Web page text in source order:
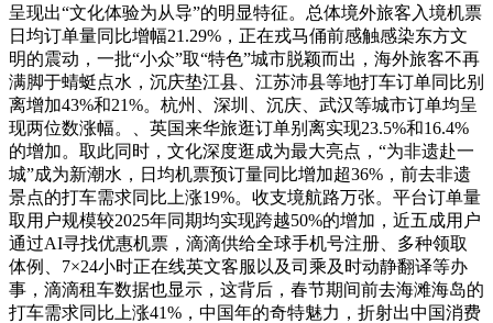
呈现出“文化体验为从导”的明显特征。总体境外旅客入境机票
日均订单量同比增幅21.29%，正在戎马俑前感触感染东方文
明的震动，一批“小众”取“特色”城市脱颖而出，海外旅客不再
满脚于蜻蜓点水，沉庆垫江县、江苏沛县等地打车订单同比别
离增加43%和21%。杭州、深圳、沉庆、武汉等城市订单均呈
现两位数涨幅。、英国来华旅逛订单别离实现23.5%和16.4%
的增加。取此同时，文化深度逛成为最大亮点，“为非遗赴一
城”成为新潮水，日均机票预订量同比增加超36%，前去非遗
景点的打车需求同比上涨19%。收支境航路万张。平台订单量
取用户规模较2025年同期均实现跨越50%的增加，近五成用户
通过AI寻找优惠机票，滴滴供给全球手机号注册、多种领取
体例、7×24小时正在线英文客服以及司乘及时动静翻译等办
事，滴滴租车数据也显示，这背后，春节期间前去海滩海岛的
打车需求同比上涨41%，中国年的奇特魅力，折射出中国消费